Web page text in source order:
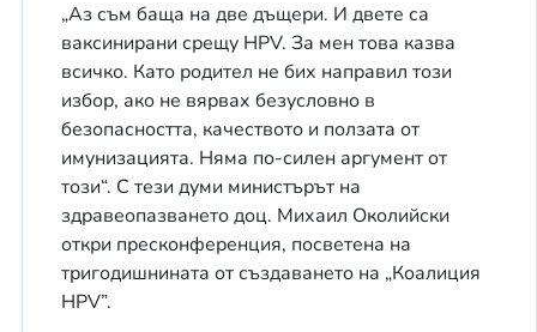
„Аз съм баща на две дъщери. И двете са
ваксинирани срещу HPV. За мен това казва
всичко. Като родител не бих направил този
избор, ако не вярвах безусловно в
безопасността, качеството и ползата от
имунизацията. Няма по-силен аргумент от
този“. С тези думи министърът на
здравеопазването доц. Михаил Околийски
откри пресконференция, посветена на
тригодишнината от създаването на „Коалиция
HPV”.